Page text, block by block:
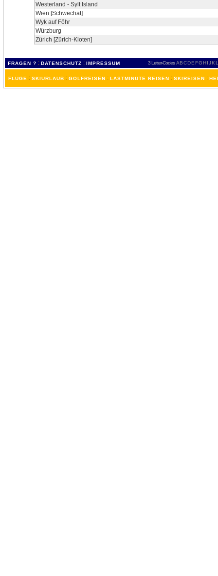
Westerland - Sylt Island
Wien [Schwechat]
Wyk auf Föhr
Würzburg
Zürich [Zürich-Kloten]
FRAGEN ? : DATENSCHUTZ : IMPRESSUM 3 Letter-Codes ABCDEFGH IJKL
FLÜGE : SKIURLAUB : GOLFREISEN : LASTMINUTE REISEN : SKIREISEN :